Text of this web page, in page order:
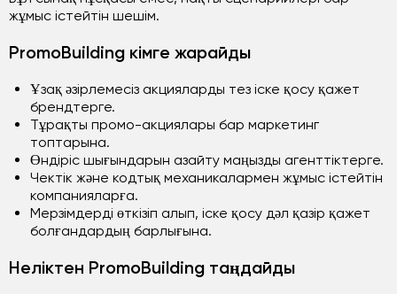
жұмыс істейтін шешім.
PromoBuilding кімге жарайды
Ұзақ әзірлемесіз акцияларды тез іске қосу қажет
брендтерге.
Тұрақты промо-акциялары бар маркетинг
топтарына.
Өндіріс шығындарын азайту маңызды агенттіктерге.
Чектік және кодтық механикалармен жұмыс істейтін
компанияларға.
Мерзімдерді өткізіп алып, іске қосу дәл қазір қажет
болғандардың барлығына.
Неліктен PromoBuilding таңдайды